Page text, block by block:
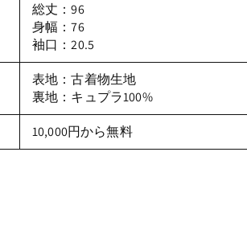
総丈：96
身幅：76
袖口：20.5
表地：古着物生地
裏地：キュプラ100%
10,000円から無料